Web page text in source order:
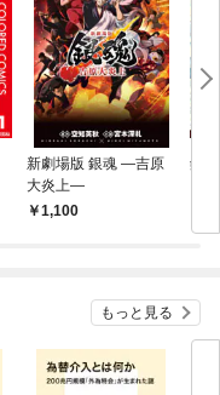
新劇場版 銀魂 ―吉原
大炎上―
1,100
銀
もっと見る